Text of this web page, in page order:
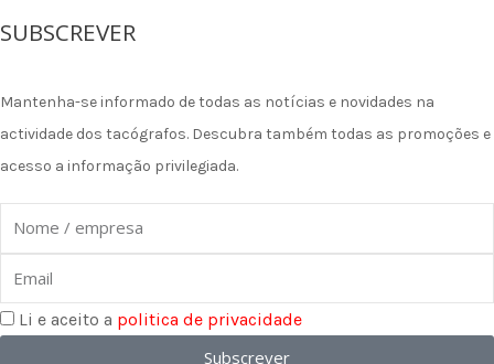
a
c
e
b
o
o
n
s
t
a
g
r
n
k
e
d
i
SUBSCREVER
Mantenha-se informado de todas as notícias e novidades na
actividade dos tacógrafos. Descubra também todas as promoções e
acesso a informação privilegiada.
Nome
Li e aceito a politica de privacidade
Subscrever